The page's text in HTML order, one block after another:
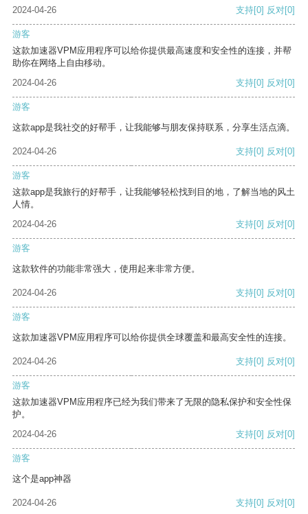
2024-04-26
支持[0] 反对[0]
游客
这款加速器VPM应用程序可以给你提供最高速度和安全性的连接，并帮
助你在网络上自由移动。
2024-04-26
支持[0] 反对[0]
游客
这款app是我社交的好帮手，让我能够与朋友保持联系，分享生活点滴。
2024-04-26 支持[0] 反对[0]
游客
这款app是我旅行的好帮手，让我能够轻松找到目的地，了解当地的风土
人情。
2024-04-26
支持[0] 反对[0]
游客
这款软件的功能非常强大，使用起来非常方便。
2024-04-26 支持[0] 反对[0]
游客
这款加速器VPM应用程序可以给你提供全球覆盖和最高安全性的连接。
2024-04-26 支持[0] 反对[0]
游客
这款加速器VPM应用程序已经为我们带来了无限的隐私保护和安全性保
护。
2024-04-26
支持[0] 反对[0]
游客
这个是app神器
2024-04-26 支持[0] 反对[0]